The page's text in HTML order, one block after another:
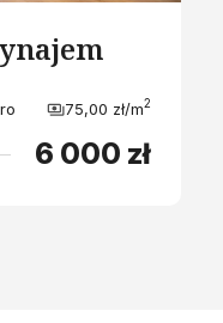
75,00 zł/m2
6 000 zł